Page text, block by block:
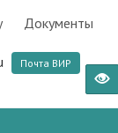
Документы
Почта ВИР